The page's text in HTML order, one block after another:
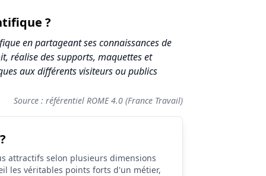
?
en partageant ses connaissances de
réalise des supports, maquettes et
aux différents visiteurs ou publics
Source : référentiel ROME 4.0 (France Travail)
attractifs selon plusieurs dimensions
les véritables points forts d'un métier,